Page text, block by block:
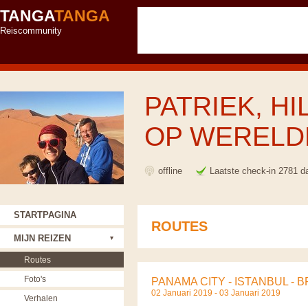
TANGATANGA
Reiscommunity
PATRIEK,
OP
offline Laatste check-in 2781
ROUTES
PANAMA CITY - ISTANBUL -
02 Januari 2019 - 03 Januari 2019
STARTPAGINA
MIJN REIZEN
Routes
Foto's
Verhalen